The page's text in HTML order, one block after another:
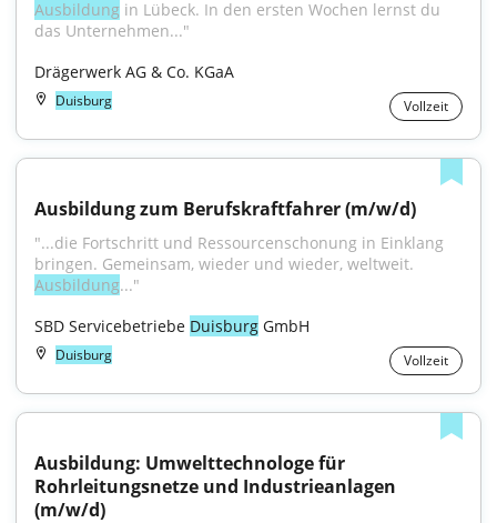
Ausbildung in Lübeck. In den ersten Wochen lernst du
das Unternehmen..."
Drägerwerk AG & Co. KGaA
Duisburg Vollzeit
Ausbildung zum Berufskraftfahrer (m/w/d)
"...die Fortschritt und Ressourcenschonung in Einklang
Ausbildung..."
SBD Servicebetriebe Duisburg GmbH
Duisburg Vollzeit
Ausbildung: Umwelttechnologe für
Rohrleitungsnetze und Industrieanlagen
(m/w/d)